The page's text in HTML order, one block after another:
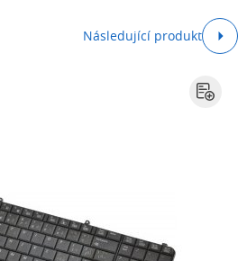
Následující produkt